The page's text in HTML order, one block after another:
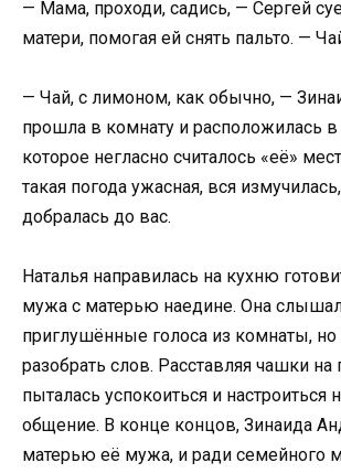
— Мама, проходи, садись, — Сергей
матери, помогая ей снять пальто. —
— Чай, с лимоном, как обычно, —
прошла в комнату и расположилась в
которое негласно считалось «её»
такая погода ужасная, вся
добралась до вас.
Наталья направилась на кухню
мужа с матерью наедине. Она
приглушённые голоса из комнаты, но
разобрать слов. Расставляя чашки на
пыталась успокоиться и настроиться
общение. В конце концов, Зинаида
матерью её мужа, и ради семейного